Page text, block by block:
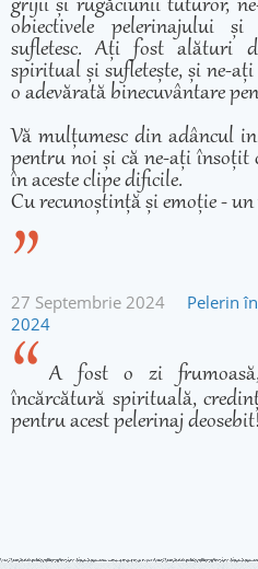
grijii și rugăciunii tuturor,
obiectivele pelerinajului
sufletesc. Ați fost alături
spiritual și sufletește, și ne-
o adevărată binecuvântare
Vă mulțumesc din adâncul
pentru noi și că ne-ați însoțit
în aceste clipe dificile.
Cu recunoștință și emoție -
27 Septembrie 2024
Pelerin
2024
A fost o zi
încărcătură spirituală,
pentru acest pelerinaj